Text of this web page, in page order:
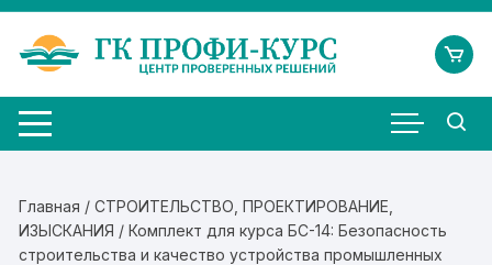
Перейти
содержимому
Главная /СТРОИТЕЛЬСТВО, ПРОЕКТИРОВАНИЕ,
ИЗЫСКАНИЯ / Комплект для курса БС-14: Безопасность
строительства и качество устройства промышленных